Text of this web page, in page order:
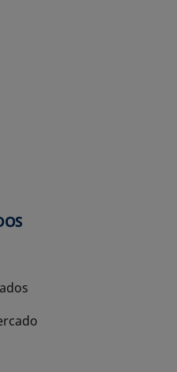
pestaña nueva
pestaña nueva
pestaña nueva